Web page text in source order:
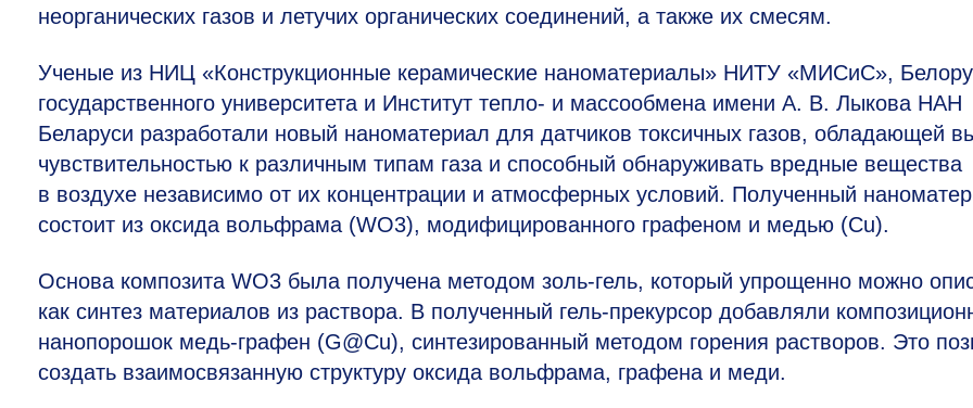
неорганических газов и летучих органических соединений, а также их смесям.
Ученые из НИЦ «Конструкционные керамические наноматериалы» НИТУ «МИСиС»,
государственного университета и Институт тепло‑ и массообмена имени А. В. Лыкова НАН
Беларуси разработали новый наноматериал для датчиков токсичных газов, обладающей
чувствительностью к различным типам газа и способный обнаруживать вредные вещества
в воздухе независимо от их концентрации и атмосферных условий. Полученный
состоит из оксида вольфрама (WO3), модифицированного графеном и медью (Cu).
Основа композита WO3 была получена методом золь-гель, который упрощенно можно
как синтез материалов из раствора. В полученный гель-прекурсор добавляли
нанопорошок медь-графен (G@Cu), синтезированный методом горения растворов. Это
создать взаимосвязанную структуру оксида вольфрама, графена и меди.